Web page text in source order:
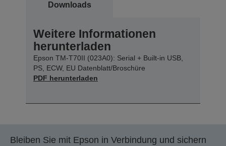
Downloads
Weitere Informationen
herunterladen
Epson TM-T70II (023A0): Serial + Built-in USB,
PS, ECW, EU Datenblatt/Broschüre
PDF herunterladen
Bleiben Sie mit Epson in Verbindung und sichern